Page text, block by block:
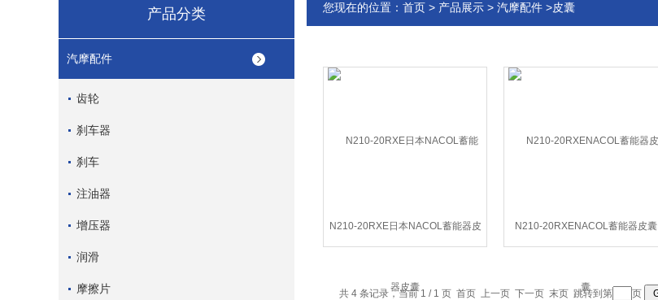
产品分类
汽摩配件
齿轮
刹车器
刹车
注油器
增压器
润滑
摩擦片
您现在的位置： 首页 > 产品展示 > 汽摩配件 >皮囊
N210-20RXE日本NACOL蓄能器皮
囊
N210-20RXENACOL蓄能器皮囊
共 4 条记录，当前 1 / 1 页 首页 上一页 下一页 末页 跳转到第 页